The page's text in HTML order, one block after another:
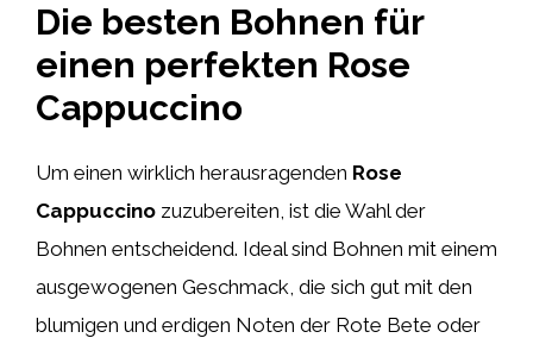
Die besten Bohnen für
einen perfekten Rose
Cappuccino
Um einen wirklich herausragenden Rose
Cappuccino zuzubereiten, ist die Wahl der
Bohnen entscheidend. Ideal sind Bohnen mit einem
ausgewogenen Geschmack, die sich gut mit den
blumigen und erdigen Noten der Rote Bete oder